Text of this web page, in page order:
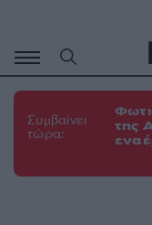
περιεχόμενο
Συμβαίνει
τώρα:
της